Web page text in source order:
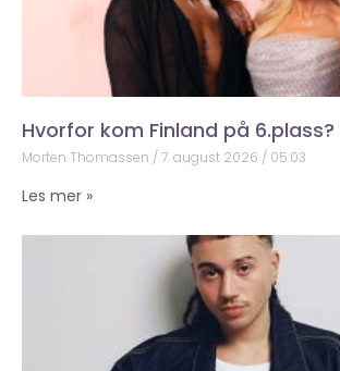
Hvorfor kom Finland på 6.plass?
Morten Thomassen 7. august 2026 05:03
Les mer »